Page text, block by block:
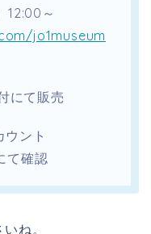
12:00～
jo1museum
にて販売
ウント
て確認
ね。